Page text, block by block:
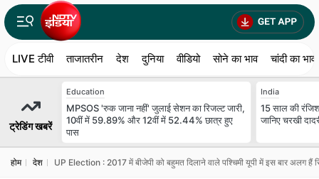
LIVE टीवी ताजातरीन देश दुनिया वीडियो सोने का भाव चांदी का भाव
ट्रेडिंग खबरें
Education
MPSOS 'रुक जाना नहीं' जुलाई सेशन का रिजल्ट जारी,
10वीं में 59.89% और 12वीं में 52.44% छात्र हुए
पास
India
15 साल की
जानिए चरखी
होम देश UP Election : 2017 में बीजेपी को बहुमत दिलाने वाले पश्चिमी यूपी में इस बार अलग हैं